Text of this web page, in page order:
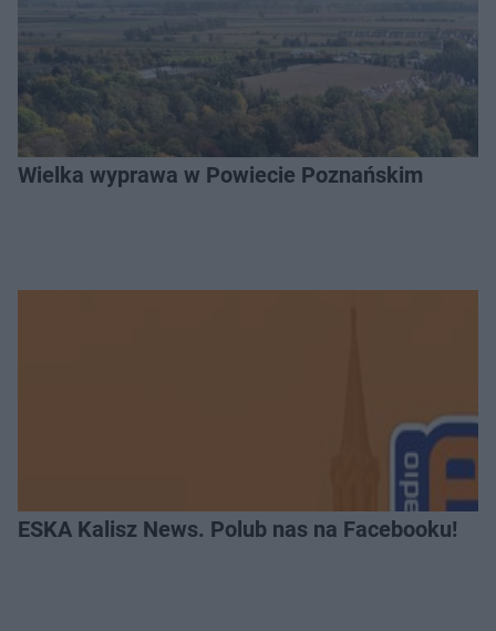
Wielka wyprawa w Powiecie Poznańskim
ESKA Kalisz News. Polub nas na Facebooku!